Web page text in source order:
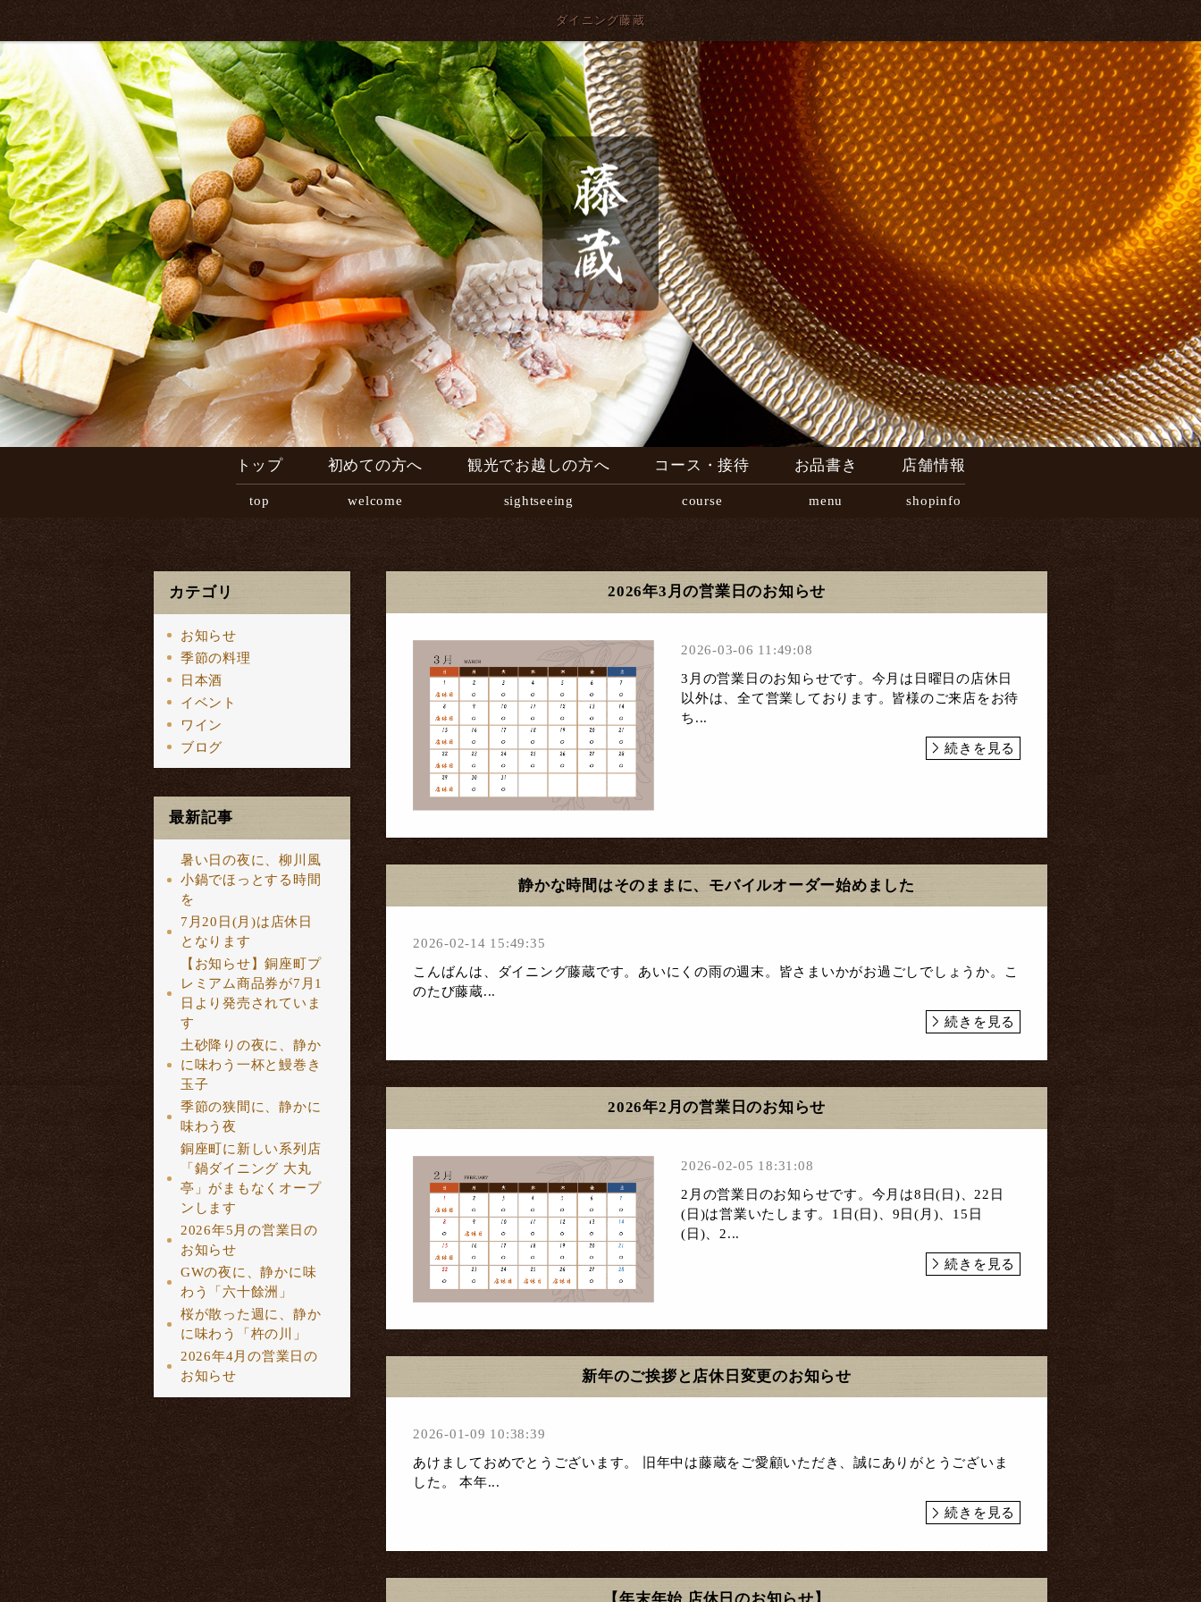
ダイニング藤蔵
トップ
top
初めての方へ
welcome
観光でお越しの方へ
sightseeing
コース・接待
course
お品書き
menu
店舗情報
shopinfo
カテゴリ
お知らせ
季節の料理
日本酒
イベント
ワイン
ブログ
最新記事
暑い日の夜に、柳川風
小鍋でほっとする時間
を
7月20日(月)は店休日
となります
【お知らせ】銅座町プ
レミアム商品券が7月1
日より発売されていま
す
土砂降りの夜に、静か
に味わう一杯と鰻巻き
玉子
季節の狭間に、静かに
味わう夜
銅座町に新しい系列店
「鍋ダイニング 大丸
亭」がまもなくオープ
ンします
2026年5月の営業日の
お知らせ
GWの夜に、静かに味
わう「六十餘洲」
桜が散った週に、静か
に味わう「杵の川」
2026年4月の営業日の
お知らせ
2026年3月の営業日のお知らせ
2026-03-06 11:49:08
3月の営業日のお知らせです。今月は日曜日の店休日
以外は、全て営業しております。皆様のご来店をお待
ち...
続きを見る
静かな時間はそのままに、モバイルオーダー始めました
2026-02-14 15:49:35
こんばんは、ダイニング藤蔵です。あいにくの雨の週末。皆さまいかがお過ごしでしょうか。こ
のたび藤蔵...
続きを見る
2026年2月の営業日のお知らせ
2026-02-05 18:31:08
2月の営業日のお知らせです。今月は8日(日)、22日
(日)は営業いたします。1日(日)、9日(月)、15日
(日)、2...
続きを見る
新年のご挨拶と店休日変更のお知らせ
2026-01-09 10:38:39
あけましておめでとうございます。 旧年中は藤蔵をご愛顧いただき、誠にありがとうございま
した。 本年...
続きを見る
【年末年始 店休日のお知らせ】